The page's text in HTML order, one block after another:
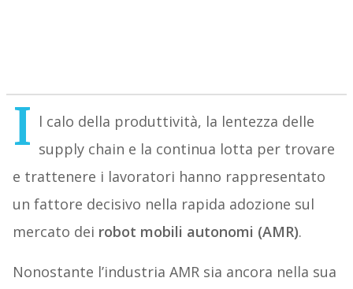
I l calo della produttività, la lentezza delle
supply chain e la continua lotta per trovare
e trattenere i lavoratori hanno rappresentato
un fattore decisivo nella rapida adozione sul
mercato dei robot mobili autonomi (AMR).
Nonostante l’industria AMR sia ancora nella sua